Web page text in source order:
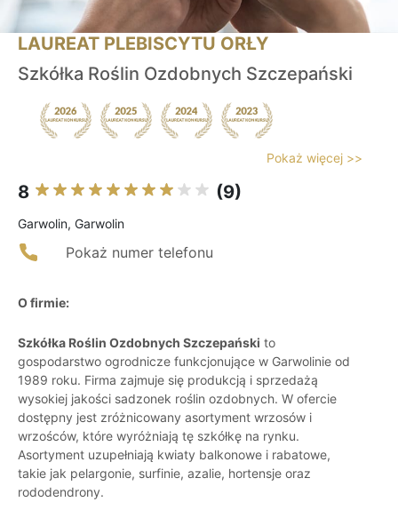
LAUREAT PLEBISCYTU ORŁY
Szkółka Roślin Ozdobnych Szczepański
Pokaż więcej >>
8 (9)
Garwolin, Garwolin
Pokaż numer telefonu
O firmie:
Szkółka Roślin Ozdobnych Szczepański to
gospodarstwo ogrodnicze funkcjonujące w Garwolinie od
1989 roku. Firma zajmuje się produkcją i sprzedażą
wysokiej jakości sadzonek roślin ozdobnych. W ofercie
dostępny jest zróżnicowany asortyment wrzosów i
wrzośców, które wyróżniają tę szkółkę na rynku.
Asortyment uzupełniają kwiaty balkonowe i rabatowe,
takie jak pelargonie, surfinie, azalie, hortensje oraz
rododendrony.